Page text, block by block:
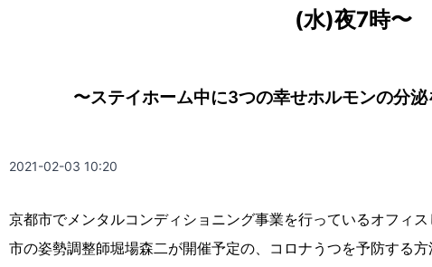
(水)夜7時〜
〜ステイホーム中に3つの幸せホルモンの分
2021-02-03 10:20
京都市でメンタルコンディショニング事業を行っているオフィ
市の姿勢調整師堀場森二が開催予定の、コロナうつを予防する